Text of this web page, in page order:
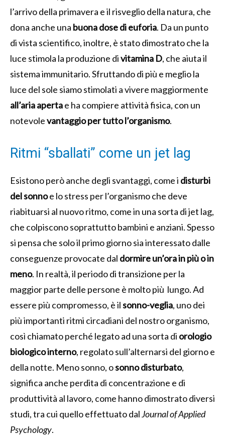
l’arrivo della primavera e il risveglio della natura, che
dona anche una buona dose di euforia. Da un punto
di vista scientifico, inoltre, è stato dimostrato che la
luce stimola la produzione divitamina D, che aiuta il
sistema immunitario. Sfruttando di più e meglio la
luce del sole siamo stimolati a vivere maggiormente
all’aria apertae ha compiere attività fisica, con un
notevolevantaggio per tutto l’organismo.
Ritmi “sballati” come un jet lag
Esistono però anche degli svantaggi, come i disturbi
del sonnoe lo stress per l’organismo che deve
riabituarsi al nuovo ritmo, come in una sorta di jet lag,
che colpiscono soprattutto bambini e anziani. Spesso
si pensa che solo il primo giorno sia interessato dalle
conseguenze provocate dal dormire un’ora in più o in
meno. In realtà, il periodo di transizione per la
maggior parte delle persone è molto più lungo. Ad
essere più compromesso, è ilsonno-veglia, uno dei
più importanti ritmi circadiani del nostro organismo,
così chiamato perché legato ad una sorta di orologio
biologico interno, regolato sull’alternarsi del giorno e
della notte. Meno sonno, osonno disturbato,
significa anche perdita di concentrazione e di
produttività al lavoro, come hanno dimostrato diversi
studi, tra cui quello effettuato dalJournal of Applied
Psychology.